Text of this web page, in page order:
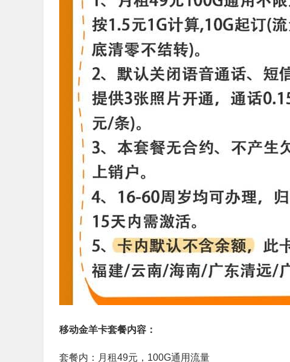
移动金羊卡套餐内容：
套餐内：月租49元，100G通用流量